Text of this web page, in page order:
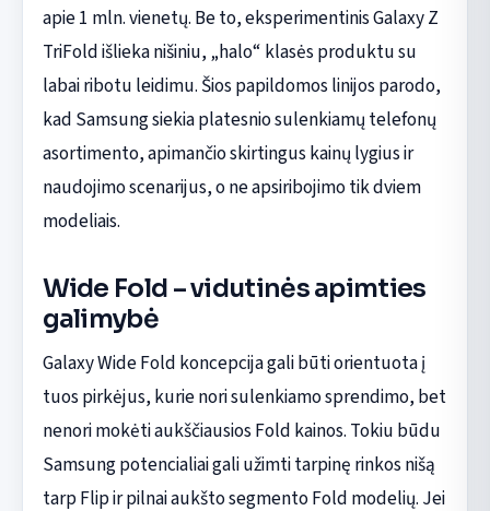
apie 1 mln. vienetų. Be to, eksperimentinis Galaxy Z
TriFold išlieka nišiniu, „halo“ klasės produktu su
labai ribotu leidimu. Šios papildomos linijos parodo,
kad Samsung siekia platesnio sulenkiamų telefonų
asortimento, apimančio skirtingus kainų lygius ir
naudojimo scenarijus, o ne apsiribojimo tik dviem
modeliais.
Wide Fold – vidutinės apimties
galimybė
Galaxy Wide Fold koncepcija gali būti orientuota į
tuos pirkėjus, kurie nori sulenkiamo sprendimo, bet
nenori mokėti aukščiausios Fold kainos. Tokiu būdu
Samsung potencialiai gali užimti tarpinę rinkos nišą
tarp Flip ir pilnai aukšto segmento Fold modelių. Jei